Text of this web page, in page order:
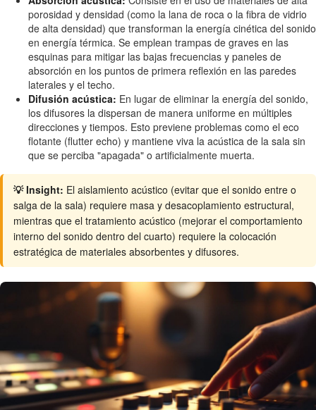
porosidad y densidad (como la lana de roca o la fibra de vidrio
de alta densidad) que transforman la energía cinética del sonido
en energía térmica. Se emplean trampas de graves en las
esquinas para mitigar las bajas frecuencias y paneles de
absorción en los puntos de primera reflexión en las paredes
laterales y el techo.
Difusión acústica: En lugar de eliminar la energía del sonido,
los difusores la dispersan de manera uniforme en múltiples
direcciones y tiempos. Esto previene problemas como el eco
flotante (flutter echo) y mantiene viva la acústica de la sala sin
que se perciba "apagada" o artificialmente muerta.
💡 Insight: El aislamiento acústico (evitar que el sonido entre o
salga de la sala) requiere masa y desacoplamiento estructural,
mientras que el tratamiento acústico (mejorar el comportamiento
interno del sonido dentro del cuarto) requiere la colocación
estratégica de materiales absorbentes y difusores.